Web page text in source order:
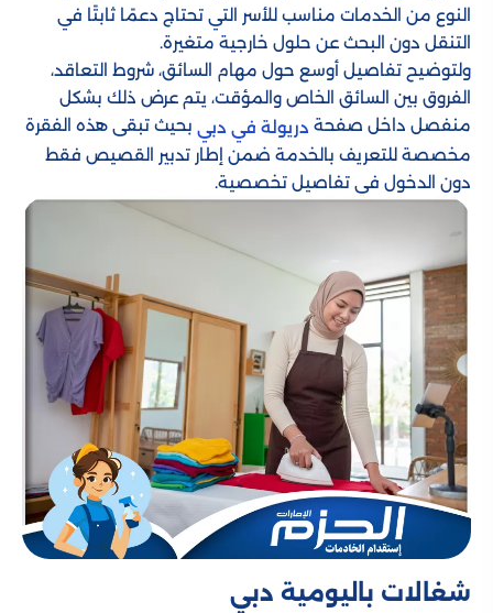
النوع من الخدمات مناسب للأسر التي تحتاج دعمًا ثابتًا في
التنقل دون البحث عن حلول خارجية متغيرة.
ولتوضيح تفاصيل أوسع حول مهام السائق، شروط التعاقد،
الفروق بين السائق الخاص والمؤقت، يتم عرض ذلك بشكل
منفصل داخل صفحة دريولة في دبي بحيث تبقى هذه الفقرة
مخصصة للتعريف بالخدمة ضمن إطار تدبير القصيص فقط
دون الدخول في تفاصيل تخصصية.
شغالات باليومية دبي